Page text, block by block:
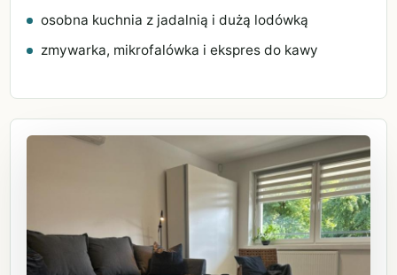
osobna kuchnia z jadalnią i dużą lodówką
zmywarka, mikrofalówka i ekspres do kawy